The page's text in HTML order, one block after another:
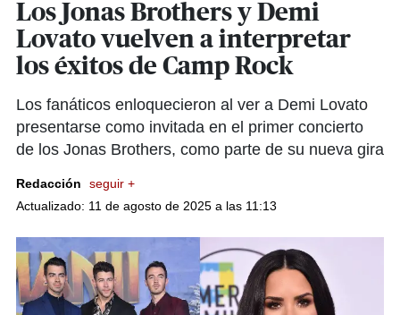
Los Jonas Brothers y Demi
Lovato vuelven a interpretar
los éxitos de Camp Rock
Los fanáticos enloquecieron al ver a Demi Lovato
presentarse como invitada en el primer concierto
de los Jonas Brothers, como parte de su nueva gira
Redacción
seguir +
Actualizado: 11 de agosto de 2025 a las 11:13